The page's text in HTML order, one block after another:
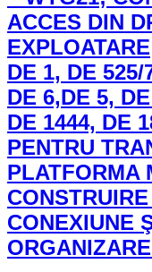
ACCES DIN
DE 1, DE 525/
DE 6,DE 5,
DE 1444, DE
PENTRU
PLATFORMA
CONEXIUNE